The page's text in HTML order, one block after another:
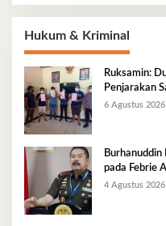
Hukum & Kriminal
Ruksamin:
Penjarakan
6 Agustus 2026
pada Febrie
4 Agustus 2026